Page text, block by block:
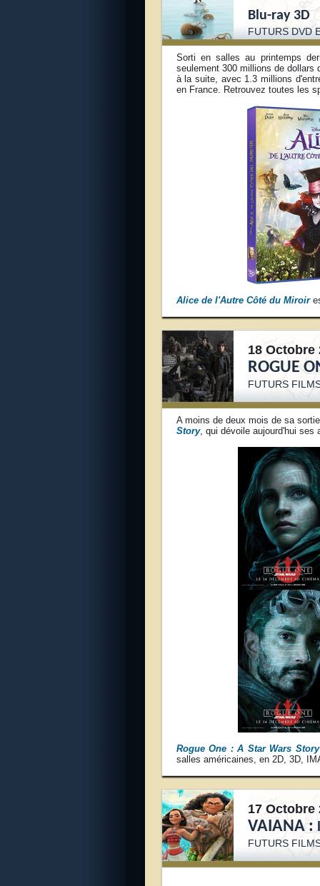
Blu-ray 3D
FUTURS DVD
Sorti en salles au printemps
seulement 300 millions de dollars
à la suite, avec 1.3 millions
en France. Retrouvez toutes les
Alice de l'Autre Côté du Miroir
18 Octobre
ROGUE
FUTURS
A moins de deux mois de sa
Story, qui dévoile aujourd'hui ses
Rogue One : A Star Wars Story
salles américaines, en 2D, 3D,
17 Octobre
VAIANA :
FUTURS